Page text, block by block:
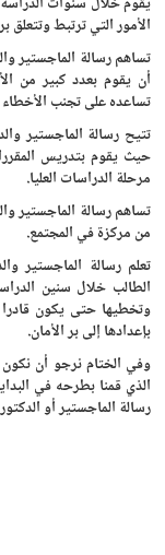
الأمور التي ترتبط وتتعلق
تساهم رسالة الماجستير
أن يقوم بعدد كبير من
تساعده على تجنب الأخطاء
تتيح رسالة الماجستير
حيث يقوم بتدريس
مرحلة الدراسات العليا.
تساهم رسالة الماجستير
من مركزة في المجتمع.
تعلم رسالة الماجستير
الطالب خلال سنين
وتخطيها حتى يكون قادرا
بإعدادها إلى بر الأمان.
وفي الختام نرجو أن
الذي قمنا بطرحه في
رسالة الماجستير أو